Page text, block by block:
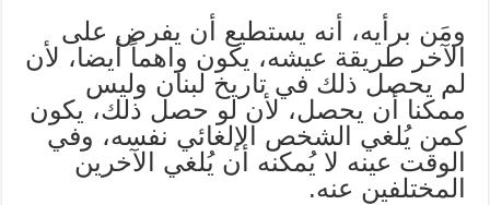
ومَن برأيه، أنه يستطيع أن يفرض على
الآخر طريقة عيشه، يكون واهماً أيضا، لأن
لم يحصل ذلك في تاريخ لبنان وليس
ممكنا أن يحصل، لأن لو حصل ذلك، يكون
كمن يُلغي الشخص الإلغائي نفسه، وفي
الوقت عينه لا يُمكنه أن يُلغي الآخرين
المختلفين عنه.